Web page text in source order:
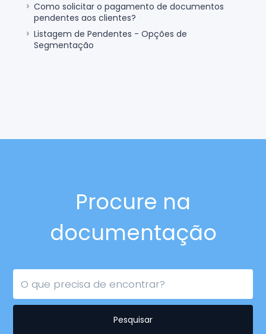
Como solicitar o pagamento de documentos
pendentes aos clientes?
Listagem de Pendentes - Opções de
Segmentação
Procure na
documentação
Pesquisar